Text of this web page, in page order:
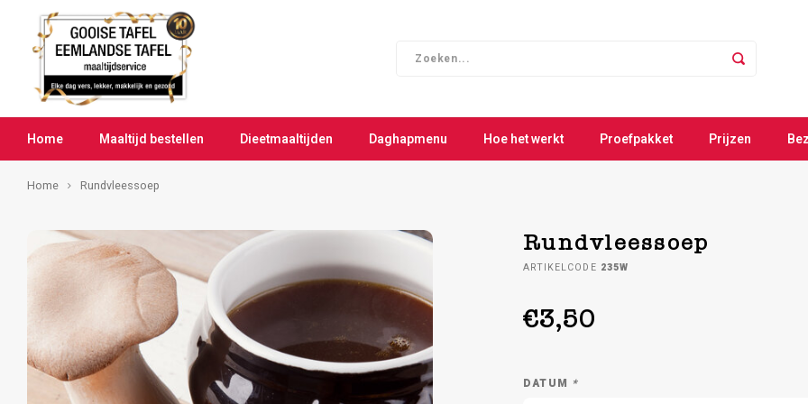
Home Maaltijd bestellen Dieetmaaltijden Daghapmenu Hoe het werkt Proefpakket Prijzen
Home Rundvleessoep
Rundvleessoep
ARTIKELCODE 235W
€3,50
DATUM *